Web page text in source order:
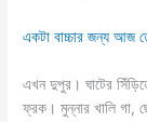
একটা বাচ্চার জন্য আজ
এখন দুপুর। ঘাটের
ফ্রক। মুন্নার খালি গা,